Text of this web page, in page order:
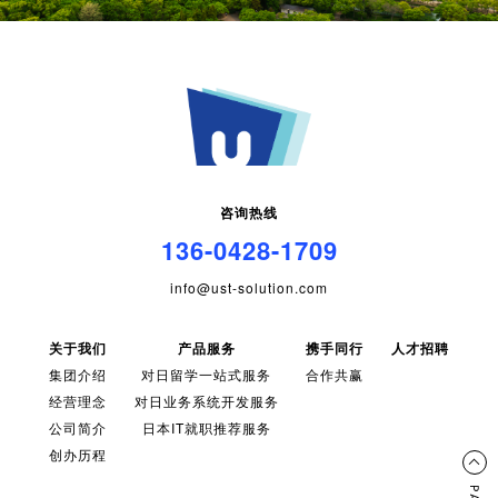
咨询热线
136-0428-1709
info@ust-solution.com
关于我们
集团介绍
经营理念
公司简介
创办历程
产品服务
对日留学一站式服务
对日业务系统开发服务
日本IT就职推荐服务
携手同行
合作共赢
人才招聘